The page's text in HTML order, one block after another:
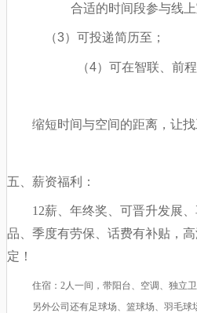
合适的时间段参与线
（3）可投递简历至 ；
（4）可在智联、前
缩短时间与空间的距离，让
五、薪资福利：
12薪、年终奖、可晋升发展
品、季度有劳保、话费有补贴，
定！
住宿：2人一间，带阳台、空调、独立
另外公司还有足球场、篮球场、羽毛